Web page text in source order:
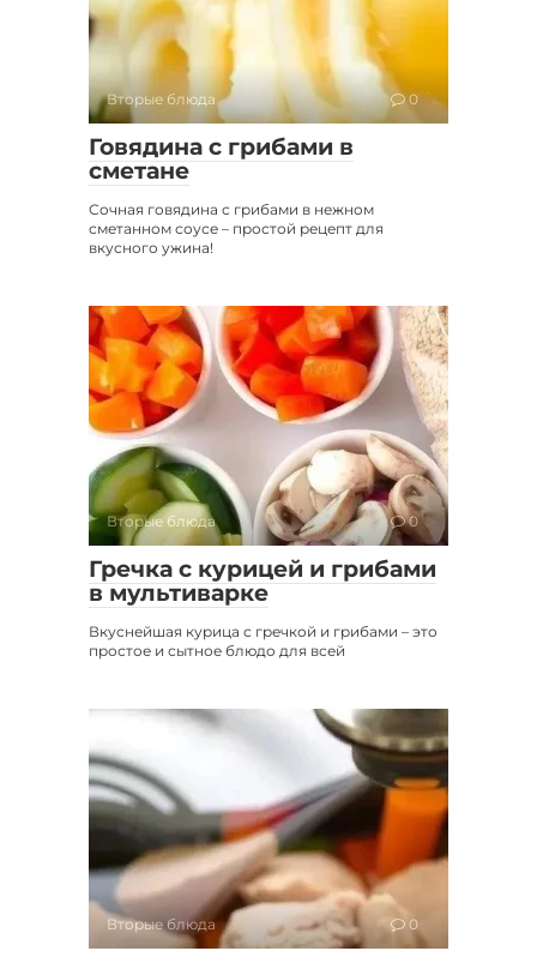
Вторые блюда 0
Говядина с грибами в
сметане
Сочная говядина с грибами в нежном
сметанном соусе – простой рецепт для
вкусного ужина!
Вторые блюда 0
Гречка с курицей и грибами
в мультиварке
Вкуснейшая курица с гречкой и грибами – это
простое и сытное блюдо для всей
Вторые блюда 0